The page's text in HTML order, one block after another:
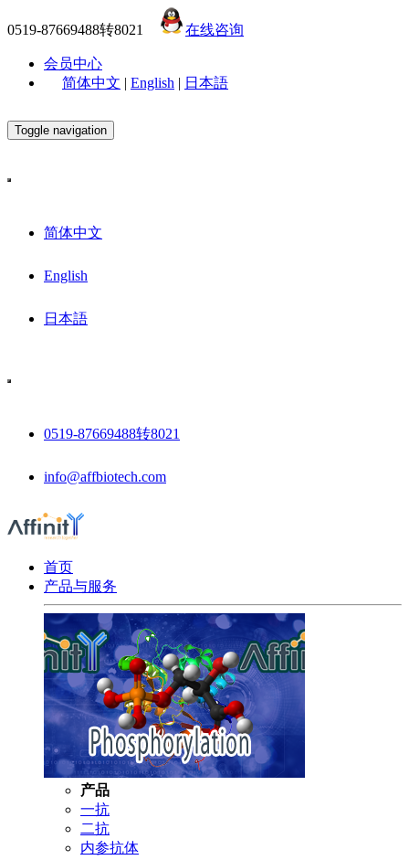
0519-87669488转8021 在线咨询
会员中心
简体中文 | English | 日本語
Toggle navigation
简体中文
English
日本語
0519-87669488转8021
info@affbiotech.com
首页
产品与服务
产品
一抗
二抗
内参抗体